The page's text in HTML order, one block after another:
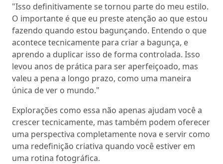
"Isso definitivamente se tornou parte do meu estilo.
O importante é que eu preste atenção ao que estou
fazendo quando estou bagunçando. Entendo o que
acontece tecnicamente para criar a bagunça, e
aprendo a duplicar isso de forma controlada. Isso
levou anos de prática para ser aperfeiçoado, mas
valeu a pena a longo prazo, como uma maneira
única de ver o mundo."
Explorações como essa não apenas ajudam você a
crescer tecnicamente, mas também podem oferecer
uma perspectiva completamente nova e servir como
uma redefinição criativa quando você estiver em
uma rotina fotográfica.